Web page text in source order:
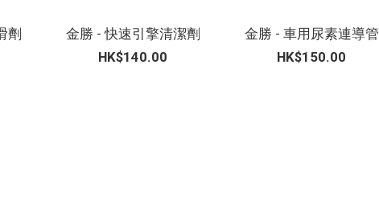
劑
金勝 - 快速引擎清潔劑
HK$140.00
金勝 - 車用尿素連導管
HK$150.00